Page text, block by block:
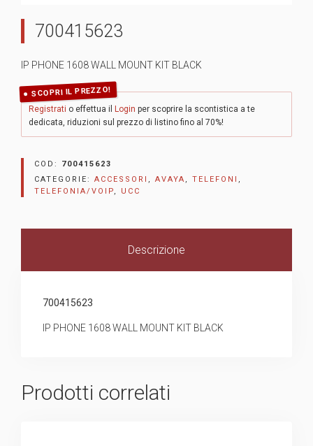
700415623
IP PHONE 1608 WALL MOUNT KIT BLACK
SCOPRI IL PREZZO!
Registrati o effettua il Login per scoprire la scontistica a te
dedicata, riduzioni sul prezzo di listino fino al 70%!
COD: 700415623
CATEGORIE: ACCESSORI , AVAYA , TELEFONI ,
TELEFONIA/VOIP, UCC
Descrizione
700415623
IP PHONE 1608 WALL MOUNT KIT BLACK
Prodotti correlati